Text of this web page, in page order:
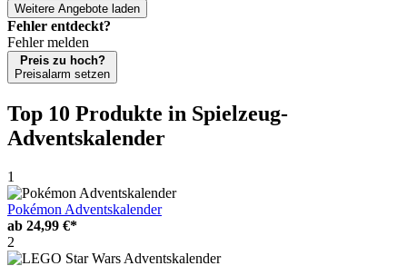
Weitere Angebote laden
Fehler entdeckt?
Fehler melden
Preis zu hoch?
Preisalarm setzen
Top 10 Produkte in Spielzeug-
Adventskalender
1
Pokémon Adventskalender
ab 24,99 €*
2